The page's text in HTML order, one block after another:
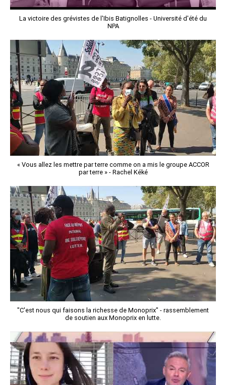
La victoire des grévistes de l'Ibis Batignolles - Université d'été du
NPA
« Vous allez les mettre par terre comme on a mis le groupe ACCOR
par terre » - Rachel Kéké
"C'est nous qui faisons la richesse de Monoprix" - rassemblement
de soutien aux Monoprix en lutte.